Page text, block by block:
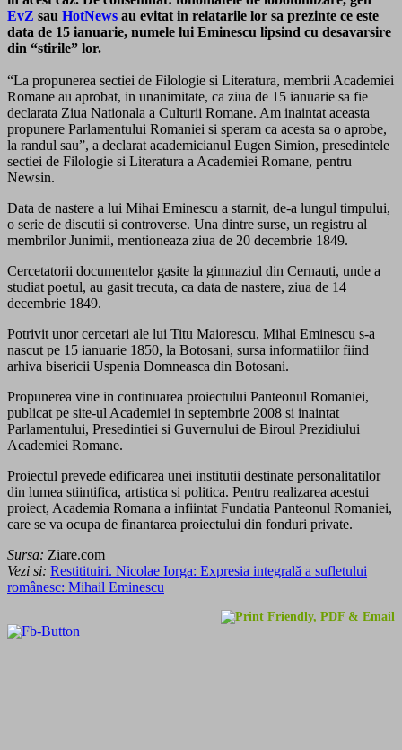
EvZ sau HotNews au evitat in relatarile lor sa prezinte ce este
data de 15 ianuarie, numele lui Eminescu lipsind cu desavarsire
din “stirile” lor.
“La propunerea sectiei de Filologie si Literatura, membrii Academiei
Romane au aprobat, in unanimitate, ca ziua de 15 ianuarie sa fie
declarata Ziua Nationala a Culturii Romane. Am inaintat aceasta
propunere Parlamentului Romaniei si speram ca acesta sa o aprobe,
la randul sau”, a declarat academicianul Eugen Simion, presedintele
sectiei de Filologie si Literatura a Academiei Romane, pentru
Newsin.
Data de nastere a lui Mihai Eminescu a starnit, de-a lungul timpului,
o serie de discutii si controverse. Una dintre surse, un registru al
membrilor Junimii, mentioneaza ziua de 20 decembrie 1849.
Cercetatorii documentelor gasite la gimnaziul din Cernauti, unde a
studiat poetul, au gasit trecuta, ca data de nastere, ziua de 14
decembrie 1849.
Potrivit unor cercetari ale lui Titu Maiorescu, Mihai Eminescu s-a
nascut pe 15 ianuarie 1850, la Botosani, sursa informatiilor fiind
arhiva bisericii Uspenia Domneasca din Botosani.
Propunerea vine in continuarea proiectului Panteonul Romaniei,
publicat pe site-ul Academiei in septembrie 2008 si inaintat
Parlamentului, Presedintiei si Guvernului de Biroul Prezidiului
Academiei Romane.
Proiectul prevede edificarea unei institutii destinate personalitatilor
din lumea stiintifica, artistica si politica. Pentru realizarea acestui
proiect, Academia Romana a infiintat Fundatia Panteonul Romaniei,
care se va ocupa de finantarea proiectului din fonduri private.
Sursa: Ziare.com
Vezi si: Restitituiri. Nicolae Iorga: Expresia integrală a sufletului
românesc: Mihail Eminescu